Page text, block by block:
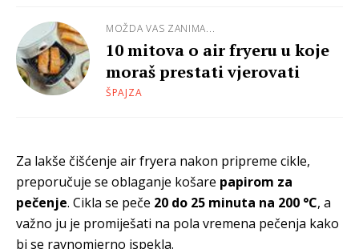
MOŽDA VAS ZANIMA...
10 mitova o air fryeru u koje
moraš prestati vjerovati
ŠPAJZA
Za lakše čišćenje air fryera nakon pripreme cikle,
preporučuje se oblaganje košare papirom za
pečenje. Cikla se peče 20 do 25 minuta na 200 °C, a
važno ju je promiješati na pola vremena pečenja kako
bi se ravnomjerno ispekla.